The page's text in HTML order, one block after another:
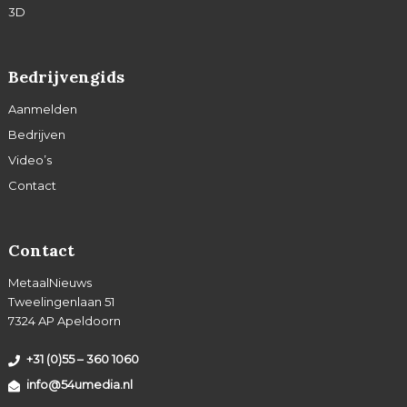
3D
Bedrijvengids
Aanmelden
Bedrijven
Video’s
Contact
Contact
MetaalNieuws
Tweelingenlaan 51
7324 AP Apeldoorn
+31 (0)55 – 360 1060
info@54umedia.nl